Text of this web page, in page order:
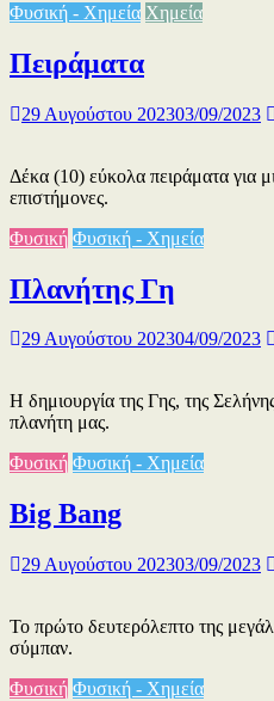
Φυσική - Χημεία Χημεία
Πειράματα
29 Αυγούστου 202303/09/2023
Δέκα (10) εύκολα πειράματα για
επιστήμονες.
Φυσική Φυσική - Χημεία
Πλανήτης Γη
29 Αυγούστου 202304/09/2023
Η δημιουργία της Γης, της
πλανήτη μας.
Φυσική Φυσική - Χημεία
Big Bang
29 Αυγούστου 202303/09/2023
Το πρώτο δευτερόλεπτο της
σύμπαν.
Φυσική Φυσική - Χημεία